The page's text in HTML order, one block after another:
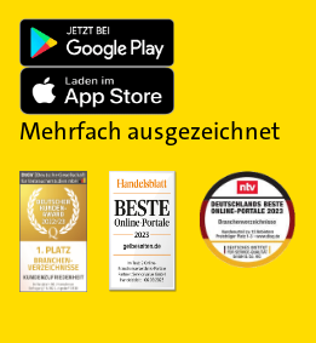
Mehrfach ausgezeichnet